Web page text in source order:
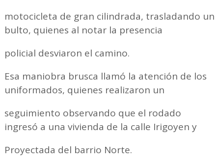
motocicleta de gran cilindrada, trasladando un
bulto, quienes al notar la presencia
policial desviaron el camino.
Esa maniobra brusca llamó la atención de los
uniformados, quienes realizaron un
seguimiento observando que el rodado
ingresó a una vivienda de la calle Irigoyen y
Proyectada del barrio Norte.